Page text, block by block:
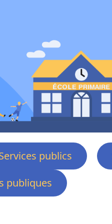
publics
publiques